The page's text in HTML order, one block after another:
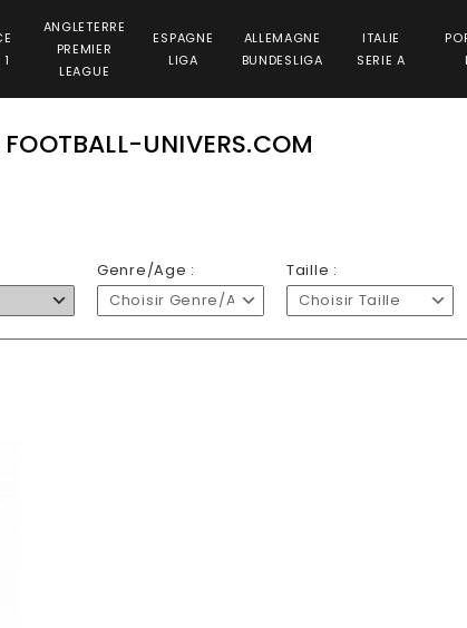
ANGLETERRE
PREMIER
LEAGUE
ESPAGNE
LIGA
ALLEMAGNE
BUNDESLIGA
ITALIE
SERIE A
UNIVERS.COM
Genre/Age :
Choisir Genre/Age
Taille :
Choisir Taille